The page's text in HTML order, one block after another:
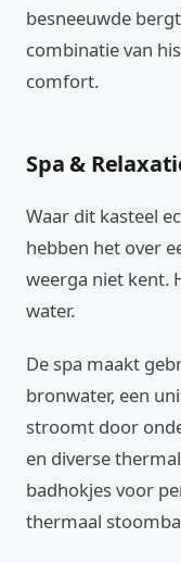
besneeuwde
combinatie van
comfort.
Spa &
Waar dit kasteel
hebben het over
weerga niet kent.
water.
De spa maakt
bronwater, een
stroomt door
en diverse
badhokjes voor
thermaal